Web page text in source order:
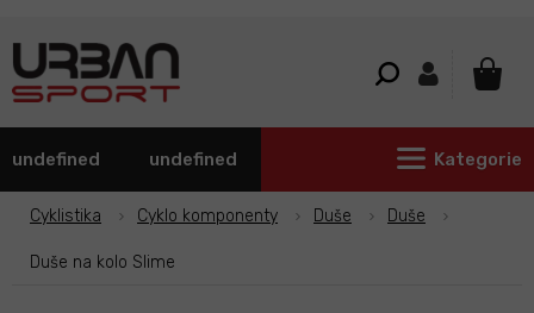
undefined undefined Kategorie
Cyklistika Cyklo komponenty Duše Duše
Duše na kolo Slime